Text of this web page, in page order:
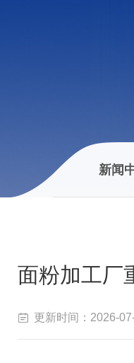
新闻
面粉加工厂
更新时间：2026-